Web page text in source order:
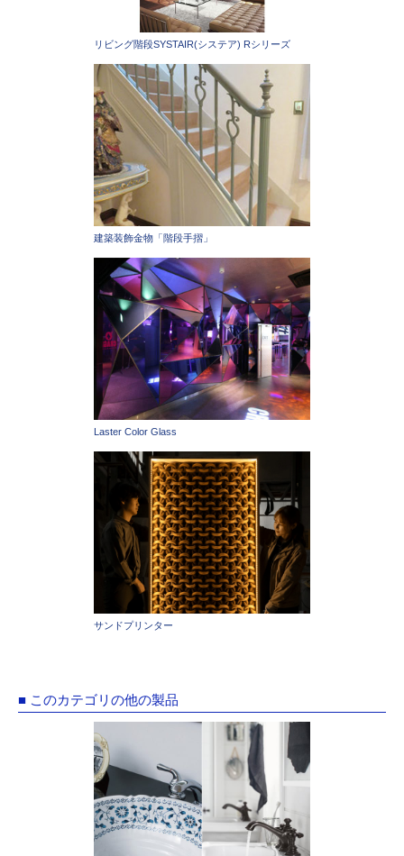
リビング階段SYSTAIR(システア) Rシリーズ
建築装飾金物「階段手摺」
Laster Color Glass
サンドプリンター
■ このカテゴリの他の製品